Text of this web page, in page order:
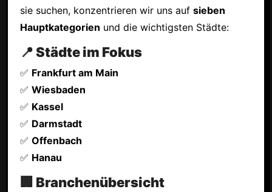
sie suchen, konzentrieren wir uns auf sieben
Hauptkategorien und die wichtigsten Städte:
📍 Städte im Fokus
✅ Frankfurt am Main
✅ Wiesbaden
✅ Kassel
✅ Darmstadt
✅ Offenbach
✅ Hanau
🏢 Branchenübersicht